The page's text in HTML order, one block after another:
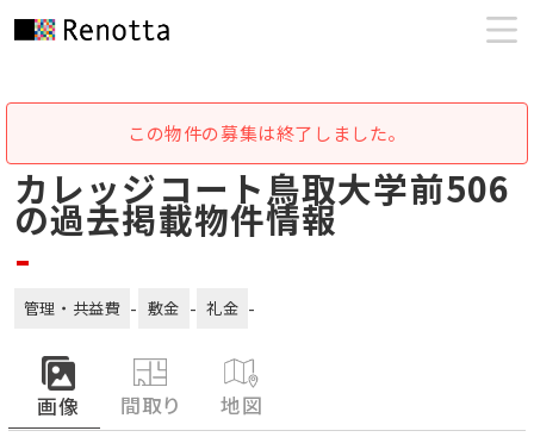
この物件の募集は終了しました。
カレッジコート鳥取大学前506
の過去掲載物件情報
-
管理・共益費 - 敷金 - 礼金 -
画像 間取り 地図